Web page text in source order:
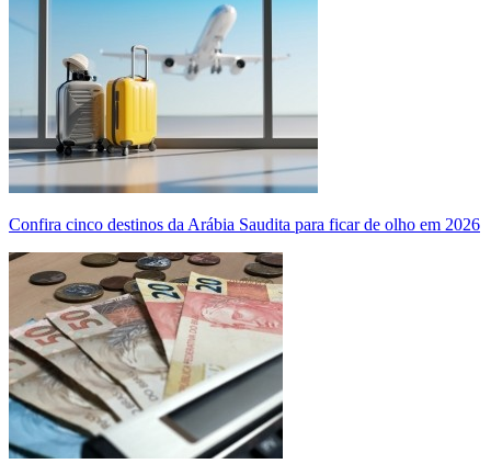
Confira cinco destinos da Arábia Saudita para ficar de olho em 2026